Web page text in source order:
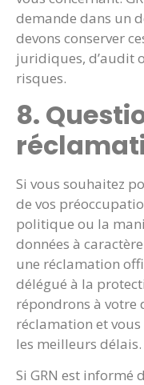
demande dans un
devons conserver
juridiques, d’audit
risques.
8.
Si vous souhaitez
de vos
politique ou la
données à
une réclamation
délégué à la
répondrons à votre
réclamation et
les meilleurs délais.
Si GRN est informé